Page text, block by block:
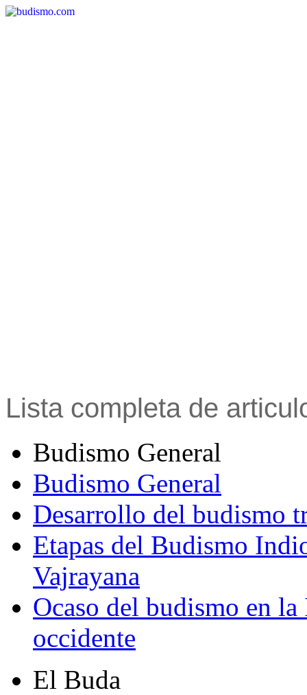
Lista completa de
Budismo General
Budismo General
Desarrollo del budismo
Etapas del Budismo
Vajrayana
Ocaso del budismo en
occidente
El Buda